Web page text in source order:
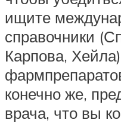
ищите
справочники
Карпова,
конечно же,
врача, что вы